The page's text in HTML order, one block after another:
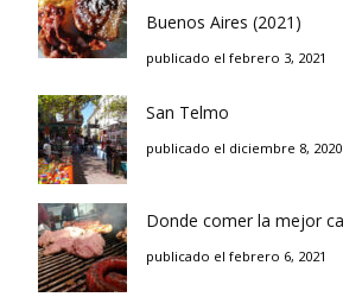
Buenos Aires (2021)
publicado el febrero 3, 2021
San Telmo
publicado el diciembre 8, 2020
Donde comer la mejor
publicado el febrero 6, 2021